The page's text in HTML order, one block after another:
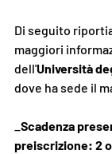
Di seguito
maggiori
dell'Università
dove ha sede il
Scadenza
preiscrizione: 2